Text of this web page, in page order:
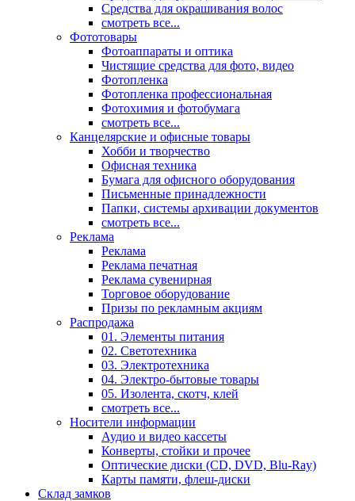
Средства для окрашивания волос
смотреть все...
Фототовары
Фотоаппараты и оптика
Чистящие средства для фото, видео
Фотопленка
Фотопленка профессиональная
Фотохимия и фотобумага
смотреть все...
Канцелярские и офисные товары
Хобби и творчество
Офисная техника
Бумага для офисного оборудования
Письменные принадлежности
Папки, системы архивации документов
смотреть все...
Реклама
Реклама
Реклама печатная
Реклама сувенирная
Торговое оборудование
Призы по рекламным акциям
Распродажа
01. Элементы питания
02. Светотехника
03. Электротехника
04. Электро-бытовые товары
05. Изолента, скотч, клей
смотреть все...
Носители информации
Аудио и видео кассеты
Конверты, стойки и прочее
Оптические диски (CD, DVD, Blu-Ray)
Карты памяти, флеш-диски
Склад замков